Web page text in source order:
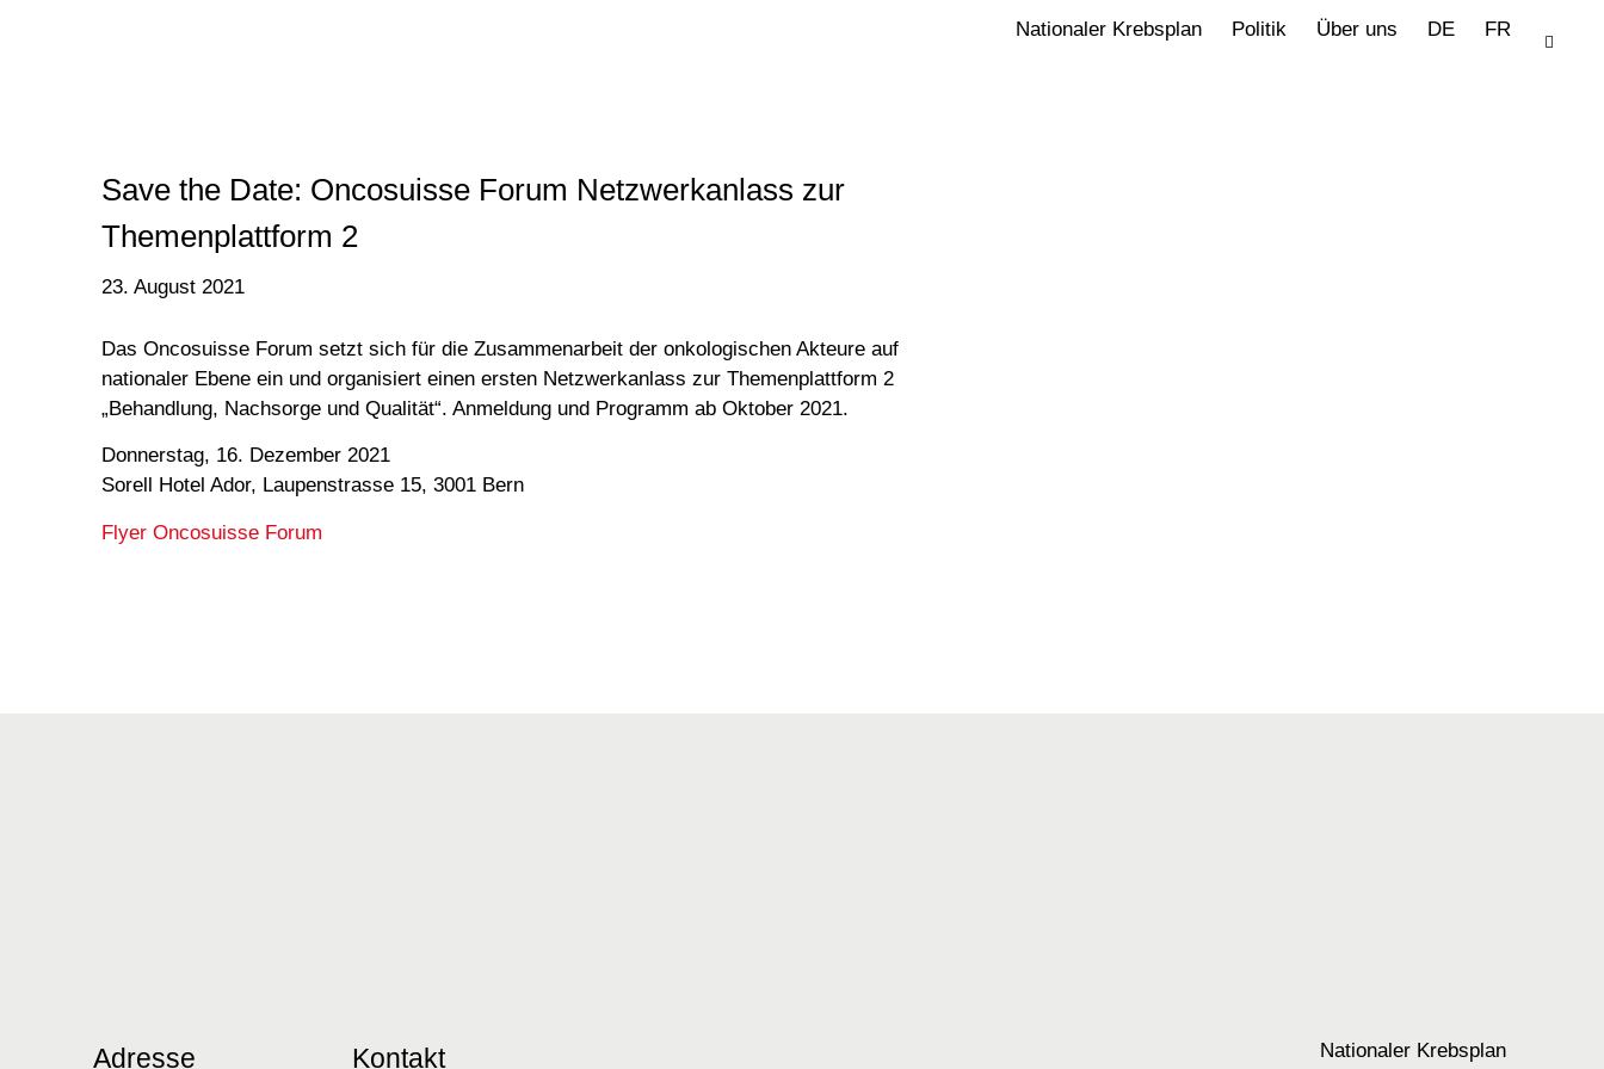
Nationaler Krebsplan Politik Über uns DE FR
Save the Date: Oncosuisse Forum Netzwerkanlass zur
Themenplattform 2
23. August 2021
Das Oncosuisse Forum setzt sich für die Zusammenarbeit der onkologischen Akteure auf
nationaler Ebene ein und organisiert einen ersten Netzwerkanlass zur Themenplattform 2
„Behandlung, Nachsorge und Qualität“. Anmeldung und Programm ab Oktober 2021.
Donnerstag, 16. Dezember 2021
Sorell Hotel Ador, Laupenstrasse 15, 3001 Bern
Flyer Oncosuisse Forum
Adresse Kontakt Nationaler Krebsplan